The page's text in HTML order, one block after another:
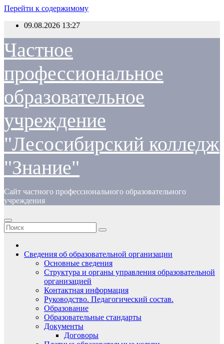
Перейти к содержимому
09.08.2026 13:27
Частное
профессиональное
образовательное
учреждение
"Лесосибирский колледж
"Знание"
Сайт частного профессионального образовательного
учреждения
Сведения об образовательной организации
Основные сведения
Структура и органы управления образовательной
организацией
Контактная информация
Руководство. Педагогический состав.
Образование
Образовательные стандарты
Документы
Договоры